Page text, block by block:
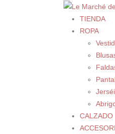
TIENDA
ROPA
CALZADO